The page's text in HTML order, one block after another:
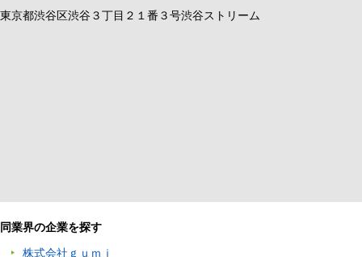
東京都渋谷区渋谷３丁目２１番３号渋谷ストリーム
同業界の企業を探す
株式会社ｇｕｍｉ